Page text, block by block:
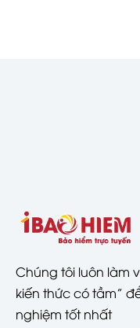
Chúng tôi luôn làm
kiến thức có tầm”
nghiệm tốt nhất